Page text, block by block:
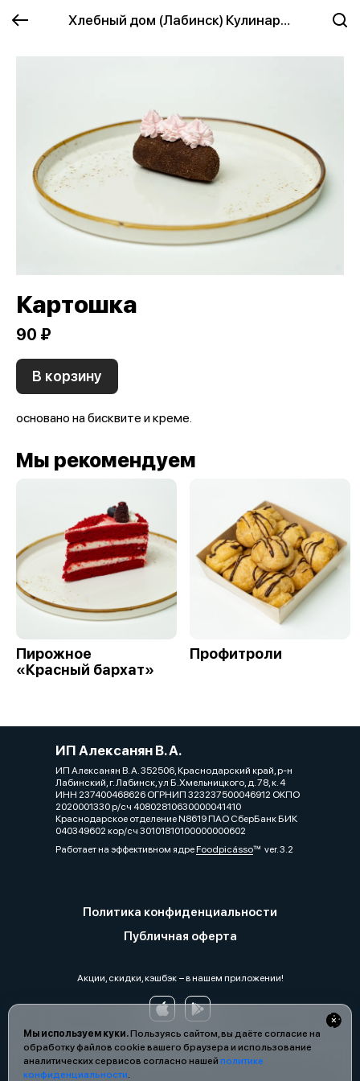
Хлебный дом (Лабинск) Кулинария
Мы используем куки.Пользуясь сайтом, вы даёте согласие на
обработку файлов cookie вашего браузера и использование
аналитических сервисов согласно нашей политике
конфиденциальности.
Картошка
90 ₽
В корзину
основано на бисквите и креме.
Мы рекомендуем
Пирожное
«Красный бархат»
Профитроли
ИП Алексанян В. А.
ИП Алексанян В. А. 352506, Краснодарский край, р-н
Лабинский, г. Лабинск, ул Б.Хмельницкого, д. 78, к. 4
ИНН 237400468626 ОГРНИП 323237500046912 ОКПО
2020001330 р/сч 40802810630000041410
Краснодарское отделение N8619 ПАО СберБанк БИК
040349602 кор/сч 30101810100000000602
Работает на эффективном ядреFoodpicássover. 3.2
Политика конфиденциальности
Публичная оферта
Акции, скидки, кэшбэк − в нашем приложении!